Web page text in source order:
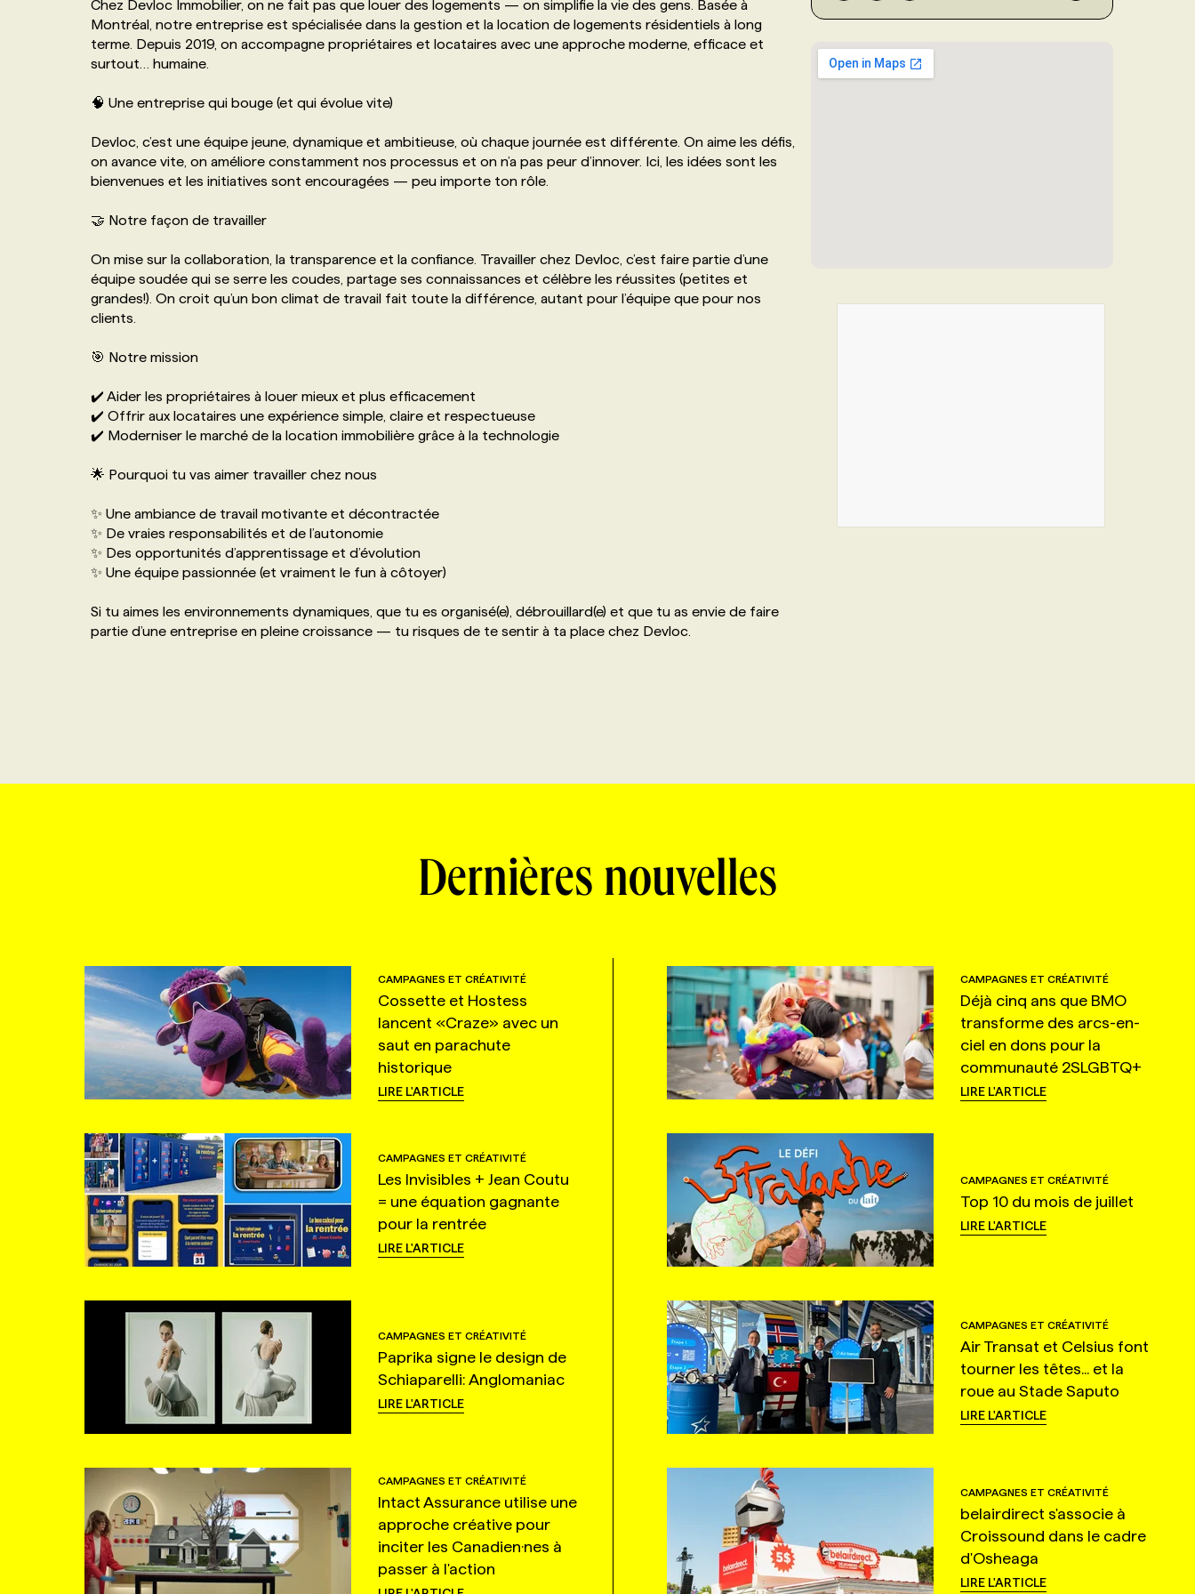
NOS TARIFS
ANNONCEZ AVEC NOUS
ANNONCEZ AVEC NOUS
Chez Devloc Immobilier, on ne fait pas que louer des logements — on simplifie la vie des gens. Basée à
Montréal, notre entreprise est spécialisée dans la gestion et la location de logements résidentiels à long
terme. Depuis 2019, on accompagne propriétaires et locataires avec une approche moderne, efficace et
surtout… humaine.
🧠 Une entreprise qui bouge (et qui évolue vite)
Devloc, c’est une équipe jeune, dynamique et ambitieuse, où chaque journée est différente. On aime les défis,
on avance vite, on améliore constamment nos processus et on n’a pas peur d’innover. Ici, les idées sont les
bienvenues et les initiatives sont encouragées — peu importe ton rôle.
🤝 Notre façon de travailler
On mise sur la collaboration, la transparence et la confiance. Travailler chez Devloc, c’est faire partie d’une
équipe soudée qui se serre les coudes, partage ses connaissances et célèbre les réussites (petites et
grandes!). On croit qu’un bon climat de travail fait toute la différence, autant pour l’équipe que pour nos
clients.
🎯 Notre mission
✔️ Aider les propriétaires à louer mieux et plus efficacement
✔️ Offrir aux locataires une expérience simple, claire et respectueuse
✔️ Moderniser le marché de la location immobilière grâce à la technologie
🌟 Pourquoi tu vas aimer travailler chez nous
✨ Une ambiance de travail motivante et décontractée
✨ De vraies responsabilités et de l’autonomie
✨ Des opportunités d’apprentissage et d’évolution
✨ Une équipe passionnée (et vraiment le fun à côtoyer)
Si tu aimes les environnements dynamiques, que tu es organisé(e), débrouillard(e) et que tu as envie de faire
partie d’une entreprise en pleine croissance — tu risques de te sentir à ta place chez Devloc.
Dernières nouvelles
CAMPAGNES ET CRÉATIVITÉ
Cossette et Hostess
lancent «Craze» avec un
saut en parachute
historique
LIRE L'ARTICLE
CAMPAGNES ET CRÉATIVITÉ
Déjà cinq ans que BMO
transforme des arcs-en-
ciel en dons pour la
communauté 2SLGBTQ+
LIRE L'ARTICLE
CAMPAGNES ET CRÉATIVITÉ
Les Invisibles + Jean Coutu
= une équation gagnante
pour la rentrée
LIRE L'ARTICLE
CAMPAGNES ET CRÉATIVITÉ
Top 10 du mois de juillet
LIRE L'ARTICLE
CAMPAGNES ET CRÉATIVITÉ
Paprika signe le design de
Schiaparelli: Anglomaniac
LIRE L'ARTICLE
CAMPAGNES ET CRÉATIVITÉ
Air Transat et Celsius font
tourner les têtes... et la
roue au Stade Saputo
LIRE L'ARTICLE
CAMPAGNES ET CRÉATIVITÉ
Intact Assurance utilise une
approche créative pour
inciter les Canadien·nes à
passer à l'action
CAMPAGNES ET CRÉATIVITÉ
belairdirect s'associe à
Croissound dans le cadre
d'Osheaga
LIRE L'ARTICLE